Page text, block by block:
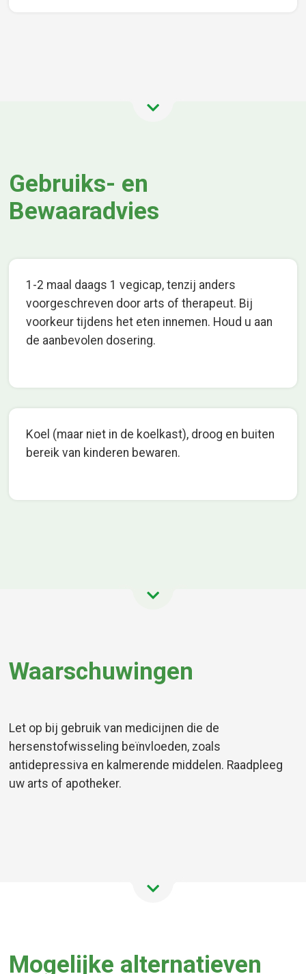
Gebruiks- en
Bewaaradvies
1-2 maal daags 1 vegicap, tenzij anders
voorgeschreven door arts of therapeut. Bij
voorkeur tijdens het eten innemen. Houd u aan
de aanbevolen dosering.
Koel (maar niet in de koelkast), droog en buiten
bereik van kinderen bewaren.
Waarschuwingen
Let op bij gebruik van medicijnen die de
hersenstofwisseling beïnvloeden, zoals
antidepressiva en kalmerende middelen. Raadpleeg
uw arts of apotheker.
Mogelijke alternatieven